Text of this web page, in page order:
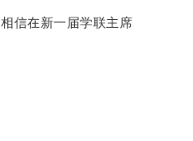
信在新一届学联主席